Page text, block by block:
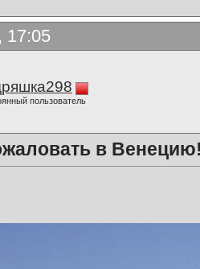
17:05
пользователь
в